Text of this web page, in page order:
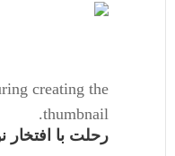
creating the
thumbnail.
رحلت با افتخار